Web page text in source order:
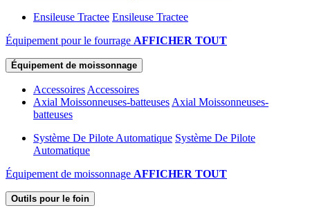
Ensileuse Tractee Ensileuse Tractee
Équipement pour le fourrage AFFICHER TOUT
Équipement de moissonnage
Accessoires Accessoires
Axial Moissonneuses-batteuses Axial Moissonneuses-
batteuses
Système De Pilote Automatique Système De Pilote
Automatique
Équipement de moissonnage AFFICHER TOUT
Outils pour le foin